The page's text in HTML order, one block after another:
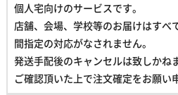
個人宅向けのサービスです。
店舗、会場、学校等のお届けはすべ
間指定の対応がなされません。
発送手配後のキャンセルは致しかね
ご確認頂いた上で注文確定をお願い